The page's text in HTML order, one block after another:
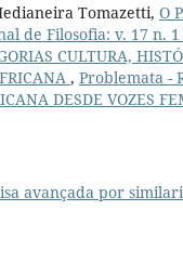
Tomazetti, O
de Filosofia: v. 17 n. 1
CULTURA,
, Problemata -
DESDE VOZES
avançada por